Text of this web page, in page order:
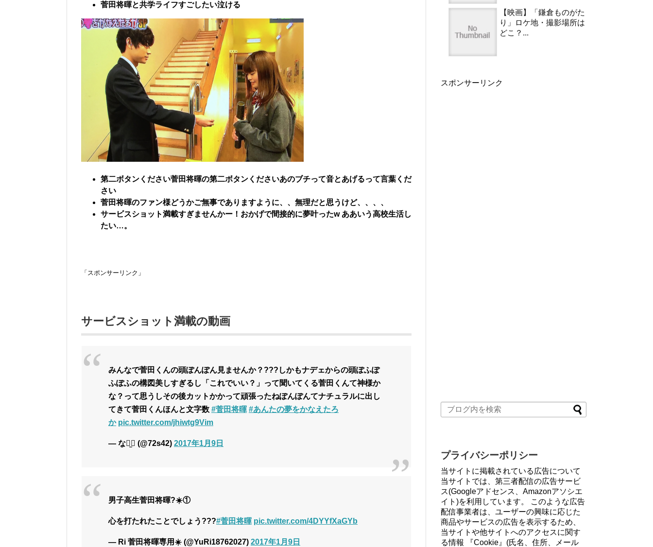
菅田将暉と共学ライフすごしたい泣ける
第二ボタンください菅田将暉の第二ボタンくださいあのブチって音とあげるって言葉くだ
さい
菅田将暉のファン様どうかご無事でありますように、、無理だと思うけど、、、、
サービスショット満載すぎませんかー！おかげで間接的に夢叶ったw ああいう高校生活し
たい…。
「スポンサーリンク」
サービスショット満載の動画
みんなで菅田くんの頭ぽんぽん見ませんか？???しかもナデェからの頭ぽふぽ
ふぽふの構図美しすぎるし「これでいい？」って聞いてくる菅田くんて神様か
な？って思うしその後カットかかって頑張ったねぽんぽんてナチュラルに出し
てきて菅田くんほんと文字数 #菅田将暉 #あんたの夢をかなえたろ
か pic.twitter.com/jhiwtg9Vim
— な⠒̫⃝ (@72s42) 2017年1月9日
男子高生菅田将暉?☀️①
心を打たれたことでしょう???#菅田将暉 pic.twitter.com/4DYYfXaGYb
— Ri 菅田将暉専用☀️ (@YuRi18762027) 2017年1月9日
【映画】「鎌倉ものがた
り」ロケ地・撮影場所は
どこ？...
スポンサーリンク
プライバシーポリシー
当サイトに掲載されている広告について
当サイトでは、第三者配信の広告サービ
ス(Googleアドセンス、Amazonアソシエ
イト)を利用しています。 このような広告
配信事業者は、ユーザーの興味に応じた
商品やサービスの広告を表示するため、
当サイトや他サイトへのアクセスに関す
る情報 『Cookie』(氏名、住所、メール